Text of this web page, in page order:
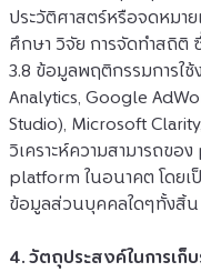
ประวัติศาสตร์หรือจดหมา
ศึกษา วิจัย การจัดทำสถิติ
3.8 ข้อมูลพฤติกรรมการใ
Analytics, Google
Studio), Microsoft
วิเคราะห์ความสามารถข
platform ในอนาคต โดยเ
ข้อมูลส่วนบุคคลใดๆทั้งสิ้น
4. วัตถุประสงค์ในการเ